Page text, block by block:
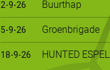
2-9-26 Buurthap
5-9-26 Groenbrigade
18-9-26 HUNTED ESPEL